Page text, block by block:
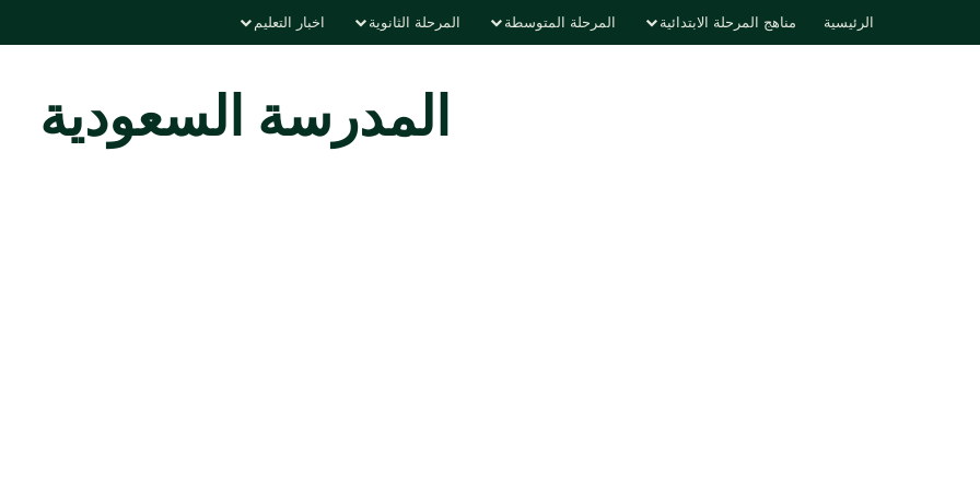
الرئيسية مناهج المرحلة الابتدائية المرحلة المتوسطة المرحلة الثانوية اخبار التعليم
المدرسة السعودية